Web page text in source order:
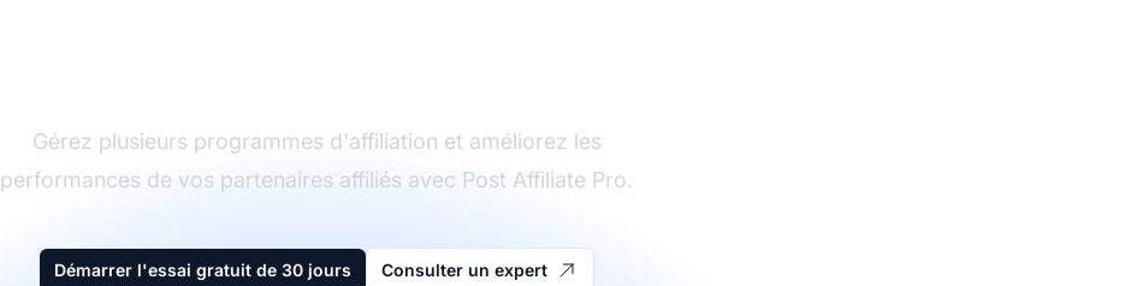
Gérez plusieurs programmes d'affiliation et améliorez les
performances de vos partenaires affiliés avec Post Affiliate Pro.
Démarrer l'essai gratuit de 30 jours Consulter un expert